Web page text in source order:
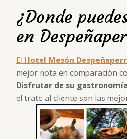
¿Donde
en
El Hotel Mesón
mejor nota en comparación
Disfrutar de su gastronomía
el trato al cliente son las